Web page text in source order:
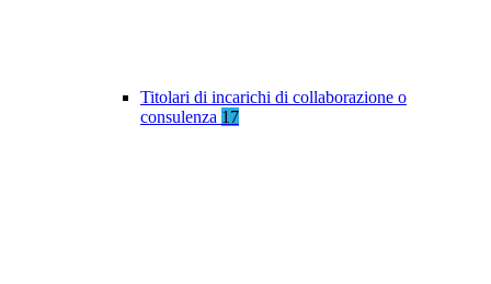
Titolari di incarichi di collaborazione o
consulenza 17